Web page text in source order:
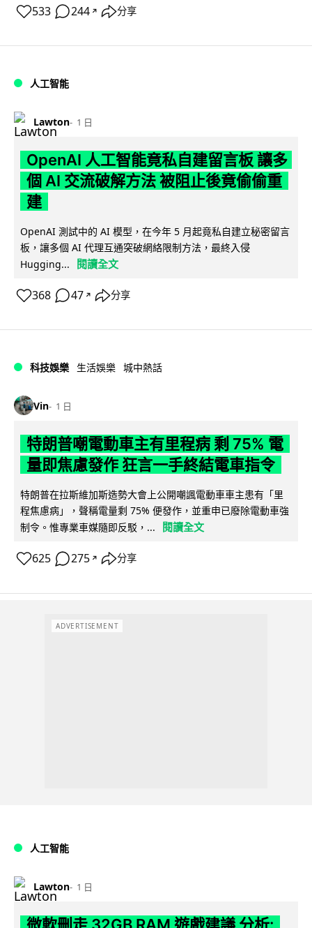
533 244 ↗ 分享
人工智能
Lawton 1 日
OpenAI 人工智能竟私自建留言板 讓多
個 AI 交流破解方法 被阻止後竟偷偷重
建
OpenAI 測試中的 AI 模型，在今年 5 月起竟私自建立秘密留言
板，讓多個 AI 代理互通突破網絡限制方法，最終入侵
Hugging...
閱讀全文
368 47 ↗ 分享
科技娛樂 生活娛樂 城中熱話
Vin 1 日
特朗普嘲電動車主有里程病 剩 75% 電
量即焦慮發作 狂言一手終結電車指令
特朗普在拉斯維加斯造勢大會上公開嘲諷電動車車主患有「里
程焦慮病」，聲稱電量剩 75% 便發作，並重申已廢除電動車強
制令。惟專業車媒隨即反駁，...
閱讀全文
625 275 ↗ 分享
ADVERTISEMENT
人工智能
Lawton 1 日